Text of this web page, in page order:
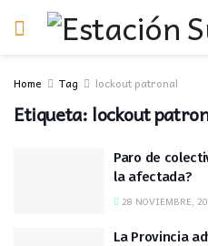
Home Tag lockout patronal
Etiqueta:lockout
Paro de
la afectada?
28 NOVIEMBRE,
La Provincia